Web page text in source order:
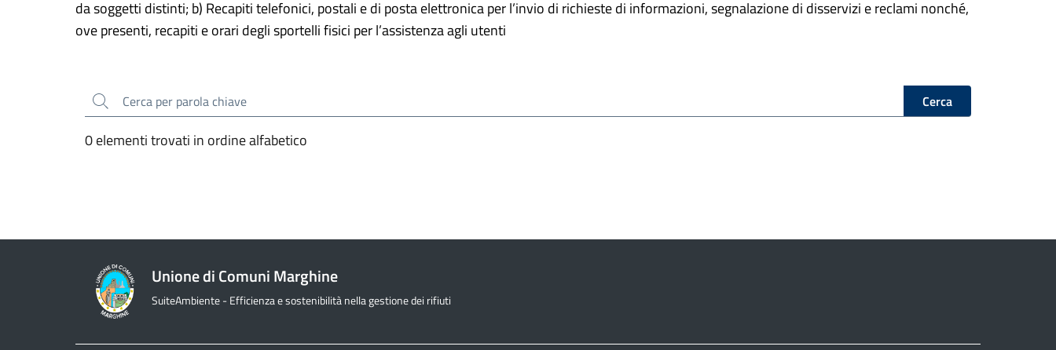
da soggetti distinti; b) Recapiti telefonici, postali e di posta elettronica per l’invio di richieste di informazioni, segnalazione di disservizi e reclami nonché,
ove presenti, recapiti e orari degli sportelli fisici per l’assistenza agli utenti
Cerca Cerca
0 elementi trovati in ordine alfabetico
Unione di Comuni Marghine
SuiteAmbiente - Efficienza e sostenibilità nella gestione dei rifiuti